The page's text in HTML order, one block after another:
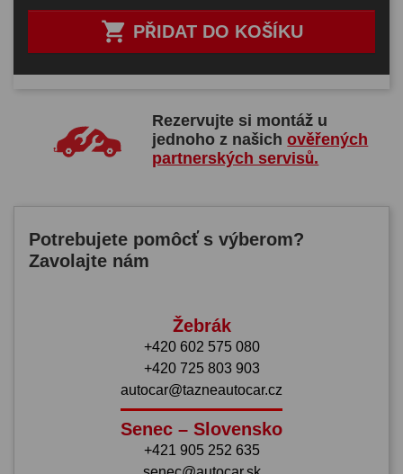
 PŘIDAT DO KOŠÍKU
Rezervujte si montáž u
jednoho z našichověřených
partnerských servisů.
Potrebujete pomôcť s výberom?
Zavolajte nám
Žebrák
+420 602 575 080
+420 725 803 903
autocar@tazneautocar.cz
Senec – Slovensko
+421 905 252 635